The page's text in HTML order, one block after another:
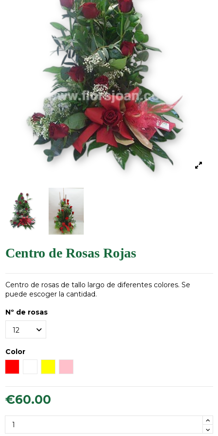
Centro de Rosas Rojas
Centro de rosas de tallo largo de diferentes colores. Se
puede escoger la cantidad.
Nº de rosas
Color
€60.00